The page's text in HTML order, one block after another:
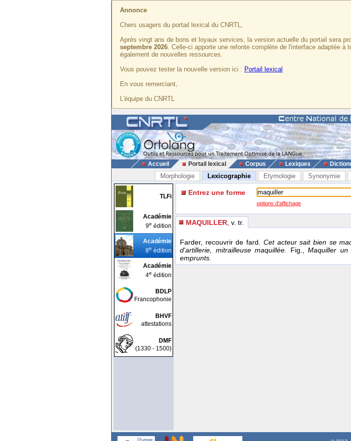
Annonce
Chers usagers du portail lexical du CNRTL,
Après vingt ans de bons et loyaux services, la version actuelle du portail sera
septembre 2026. Celle-ci apporte une refonte complète de l'interface adaptée
également de nouvelles ressources.
Vous pouvez tester la nouvelle version ici : Portail lexical
En vous remerciant,
L'équipe du CNRTL
Accueil Portail lexical Corpus Lexiques
Morphologie Lexicographie Etymologie Synonymie
TLFi
Académie
9e édition
Académie
8e édition
Académie
4e édition
BDLP
Francophonie
BHVF
attestations
DMF
(1330 - 1500)
Entrez une forme
options d'affichage
MAQUILLER , v. tr.
Farder, recouvrir de fard. Cet acteur sait bien se
d'artillerie, mitrailleuse maquillée. Fig., Maquiller
emprunts.